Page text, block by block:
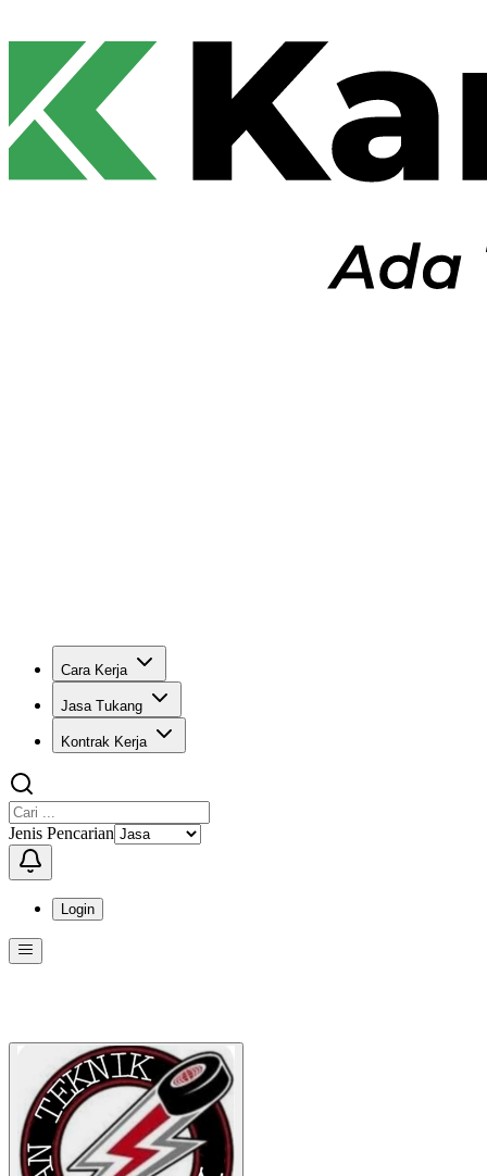
Cara Kerja
Jasa Tukang
Kontrak Kerja
Jenis Pencarian
Login
Menu ini berisi navigasi untuk mengakses fitur-fitur di KangPro